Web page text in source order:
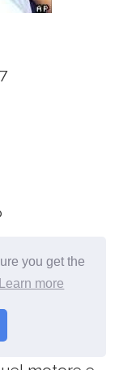
you get the
Learn more
diretto da
via
problema